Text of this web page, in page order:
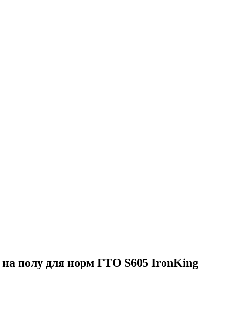
полу для норм ГТО S605 IronKing